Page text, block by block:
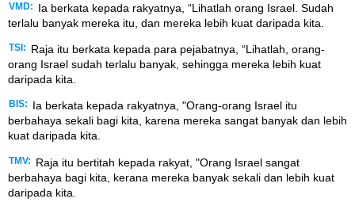
VMD:
Ia berkata kepada rakyatnya, “Lihatlah orang Israel. Sudah
terlalu banyak mereka itu, dan mereka lebih kuat daripada kita.
TSI:
Raja itu berkata kepada para pejabatnya, “Lihatlah, orang-
orang Israel sudah terlalu banyak, sehingga mereka lebih kuat
daripada kita.
BIS:
Ia berkata kepada rakyatnya, "Orang-orang Israel itu
berbahaya sekali bagi kita, karena mereka sangat banyak dan lebih
kuat daripada kita.
TMV:
Raja itu bertitah kepada rakyat, "Orang Israel sangat
berbahaya bagi kita, kerana mereka banyak sekali dan lebih kuat
daripada kita.